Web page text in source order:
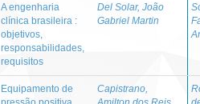
A engenharia
clínica brasileira :
objetivos,
responsabilidades,
requisitos
Del Solar, João
Gabriel Martin
Equipamento de
Capistrano,